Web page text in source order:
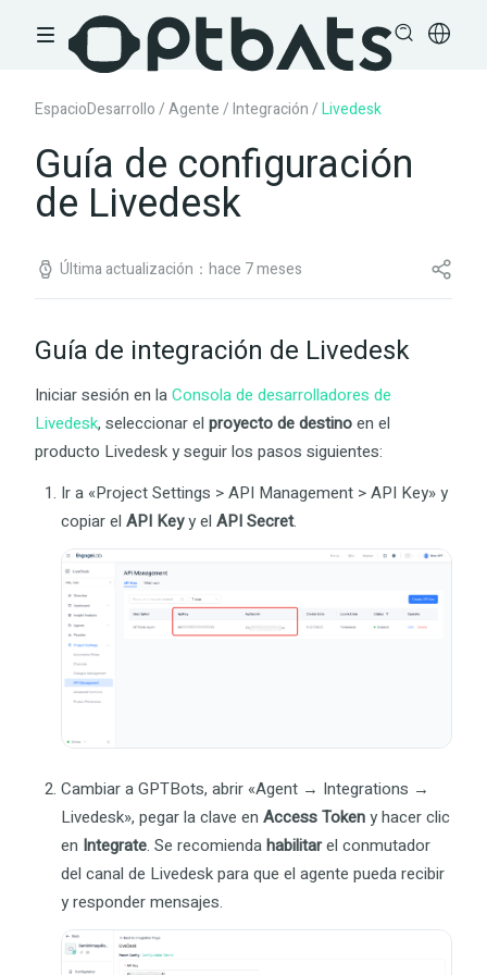
EspacioDesarrollo/Agente/Integración/Livedesk
Guía de configuración
de Livedesk
Última actualización：hace 7 meses
Guía de integración de Livedesk
Iniciar sesión en laConsola de desarrolladores de
Livedesk, seleccionar el proyecto de destinoen el
producto Livedesk y seguir los pasos siguientes:
Ir a «Project Settings > API Management > API Key» y
copiar el API Keyy el API Secret.
Cambiar a GPTBots, abrir «Agent → Integrations →
Livedesk», pegar la clave en Access Tokeny hacer clic
en Integrate. Se recomiendahabilitarel conmutador
del canal de Livedesk para que el agente pueda recibir
y responder mensajes.